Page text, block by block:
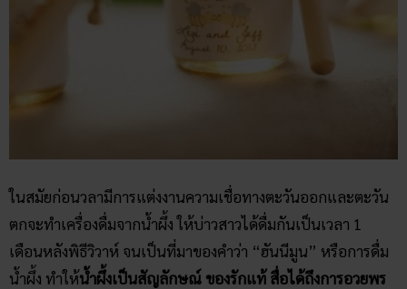
ในสมัยก่อนวลามีการแต่งงานความเชื่อทางตะวันออกและตะวัน
ตกจะทำเครื่องดื่มจากน้ำผึ้ง ให้บ่าวสาวได้ดื่มกันเป็นเวลา 1
เดือนหลังพิธีวิวาห์ จนเป็นที่มาของคำว่า “ฮันนีมูน” หรือการดื่ม
น้ำผึ้ง ทำให้น้ำผึ้งเป็นสัญลักษณ์ ของรักแท้ สื่อได้ถึงการอวยพร